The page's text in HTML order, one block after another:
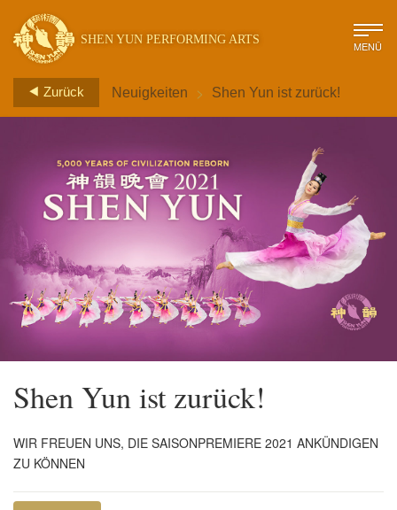
SHEN YUN PERFORMING ARTS MENÜ
Zurück Neuigkeiten > Shen Yun ist zurück!
Shen Yun ist zurück!
WIR FREUEN UNS, DIE SAISONPREMIERE 2021 ANKÜNDIGEN
ZU KÖNNEN